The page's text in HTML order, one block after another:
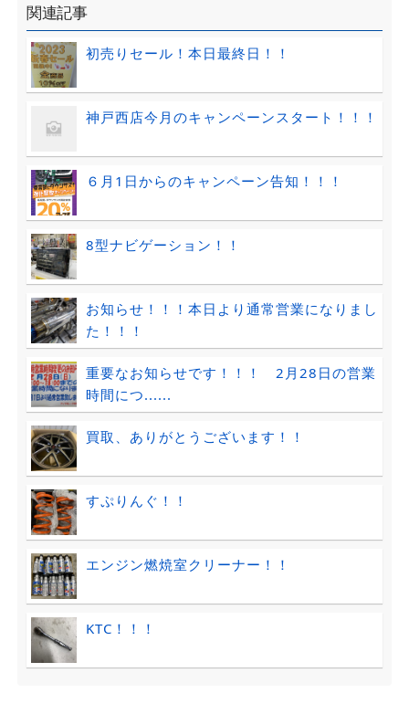
関連記事
初売りセール！本日最終日！！
神戸西店今月のキャンペーンスタート！！！
６月1日からのキャンペーン告知！！！
8型ナビゲーション！！
お知らせ！！！本日より通常営業になりまし
た！！！
重要なお知らせです！！！ 2月28日の営業
時間につ......
買取、ありがとうございます！！
すぷりんぐ！！
エンジン燃焼室クリーナー！！
KTC！！！